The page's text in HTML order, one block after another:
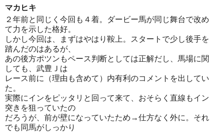
マカヒキ
２年前と同じく今回も４着。ダービー馬が同じ舞台で改め
て力を示した格好。
しかし今回は、まずはやはり鞍上。スタートで少し後手を
踏んだのはあるが、
あの後方ポツンもペース判断としては正解だし、馬場に関
しても、武豊Ｊは
レース前に（理由も含めて）内有利のコメントを出してい
た。
実際にインをピッタリと回って来て、おそらく直線もイン
突きを狙っていたの
だろうが、前が壁になっていたため→仕方なく外に。それ
でも同馬がしっかり